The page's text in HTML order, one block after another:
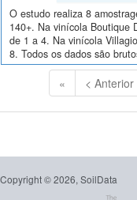
O estudo realiza 8
140+. Na vinícola Boutique
de 1 a 4. Na vinícola
8. Todos os dados são
« < Anterior
Copyright © 2026, SoilData